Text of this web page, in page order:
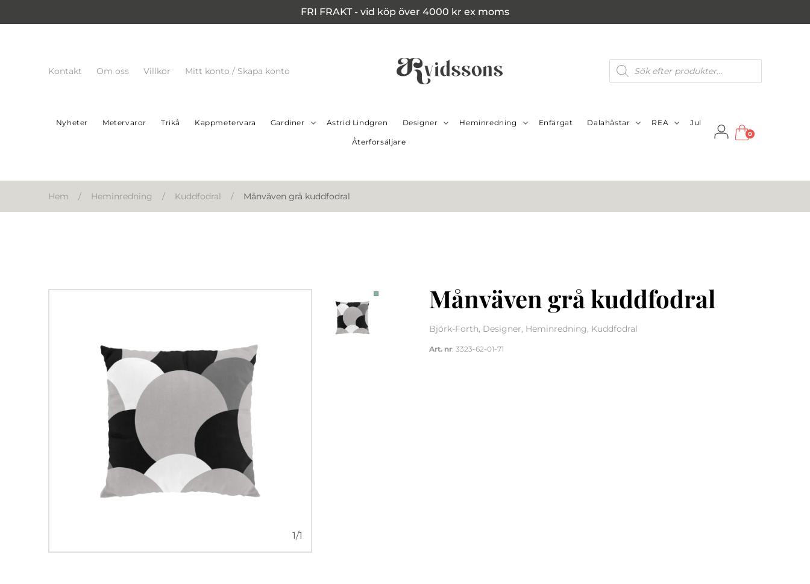
FRI FRAKT - vid köp över 4000 kr ex moms
Kontakt Om oss Villkor Mitt konto / Skapa konto
Produktsökning
Nyheter Metervaror Trikå Kappmetervara Gardiner Astrid Lindgren Designer Heminredning Enfärgat Dalahästar REA Jul
Återforsäljare
0
Hem / Heminredning / Kuddfodral / Månväven grå kuddfodral
1/1
Månväven grå kuddfodral
Björk-Forth, Designer, Heminredning, Kuddfodral
Art. nr: 3323-62-01-71